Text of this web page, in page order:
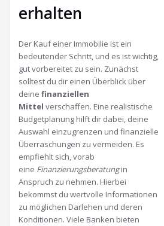
erhalten
Der Kauf einer Immobilie ist ein
bedeutender Schritt, und es ist wichtig,
gut vorbereitet zu sein. Zunächst
solltest du dir einen Überblick über
deine finanziellen
Mittel verschaffen. Eine realistische
Budgetplanung hilft dir dabei, deine
Auswahl einzugrenzen und finanzielle
Überraschungen zu vermeiden. Es
empfiehlt sich, vorab
eine Finanzierungsberatungin
Anspruch zu nehmen. Hierbei
bekommst du wertvolle Informationen
zu möglichen Darlehen und deren
Konditionen. Viele Banken bieten